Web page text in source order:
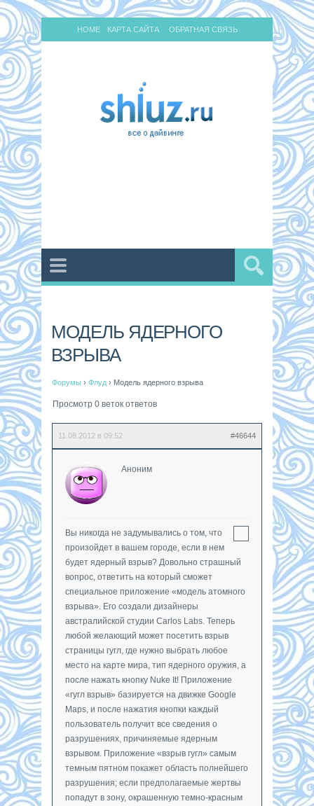
HOME КАРТА САЙТА ОБРАТНАЯ СВЯЗЬ
МОДЕЛЬ ЯДЕРНОГО
ВЗРЫВА
Форумы › Флуд › Модель ядерного взрыва
Просмотр 0 веток ответов
11.08.2012 в 09:52 #46644
Аноним
Вы никогда не задумывались о том, что
произойдет в вашем городе, если в нем
будет ядерный взрыв? Довольно страшный
вопрос, ответить на который сможет
специальное приложение «модель атомного
взрыва». Его создали дизайнеры
австралийской студии Carlos Labs. Теперь
любой желающий может посетить взрыв
страницы гугл, где нужно выбрать любое
место на карте мира, тип ядерного оружия, а
после нажать кнопку Nuke It! Приложение
«гугл взрыв» базируется на движке Google
Maps, и после нажатия кнопки каждый
пользователь получит все сведения о
разрушениях, причиняемые ядерным
взрывом. Приложение «взрыв гугл» самым
темным пятном покажет область полнейшего
разрушения; если предполагаемые жертвы
попадут в зону, окрашенную темно-красным